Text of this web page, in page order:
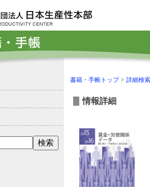
書籍・手帳トップ> 詳細検索
情報詳細